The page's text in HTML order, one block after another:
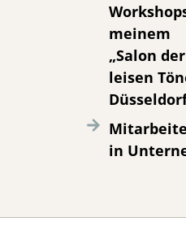
meinem
„Salon der
leisen
in